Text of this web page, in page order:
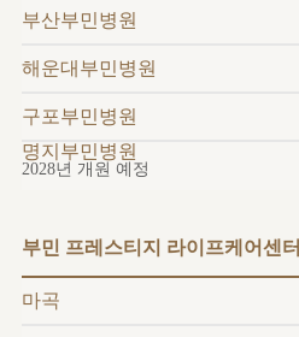
의료진
외래진료
부산부민병원
해운대부민병원
구포부민병원
명지부민병원
2028년 개원 예정
부민 프레스티지 라이프케어센터
마곡